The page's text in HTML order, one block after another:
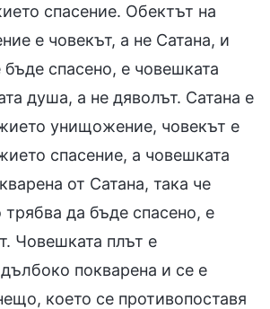
спасение. Обектът на
е човекът, а не Сатана, и
спасено, е човешката
душа, а не дяволът. Сатана е
унищожение, човекът е
спасение, а човешката
от Сатана, така че
трябва да бъде спасено, е
Човешката плът е
покварена и се е
което се противопоставя